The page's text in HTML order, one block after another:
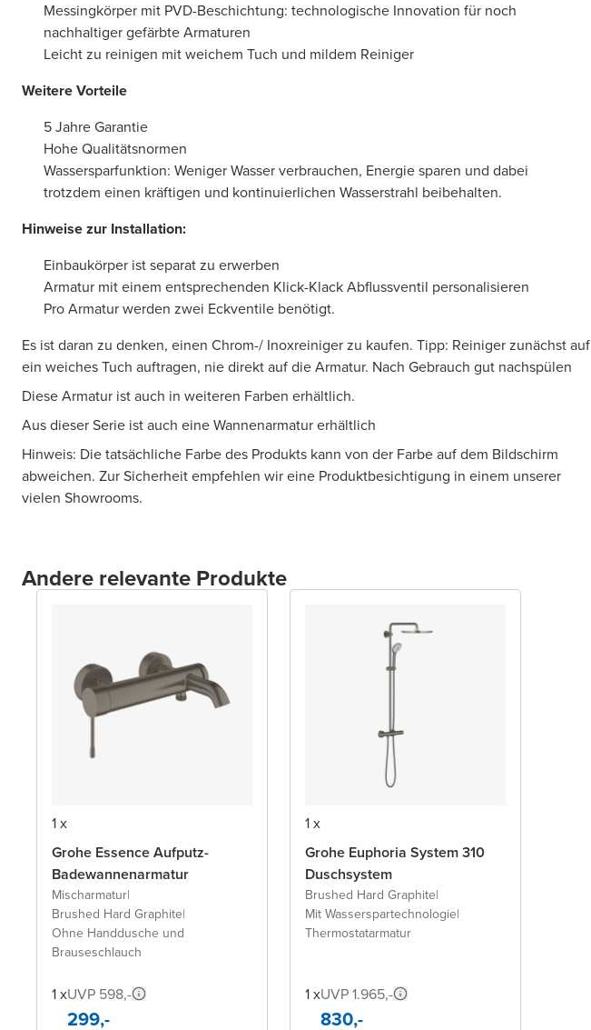
Messingkörper mit PVD-Beschichtung: technologische Innovation für noch
nachhaltiger gefärbte Armaturen
Leicht zu reinigen mit weichem Tuch und mildem Reiniger
Weitere Vorteile
5 Jahre Garantie
Hohe Qualitätsnormen
Wassersparfunktion: Weniger Wasser verbrauchen, Energie sparen und dabei
trotzdem einen kräftigen und kontinuierlichen Wasserstrahl beibehalten.
Hinweise zur Installation:
Einbaukörper ist separat zu erwerben
Armatur mit einem entsprechenden Klick-Klack Abflussventil personalisieren
Pro Armatur werden zwei Eckventile benötigt.
Es ist daran zu denken, einen Chrom-/ Inoxreiniger zu kaufen. Tipp: Reiniger zunächst auf
ein weiches Tuch auftragen, nie direkt auf die Armatur. Nach Gebrauch gut nachspülen
Diese Armatur ist auch in weiteren Farben erhältlich.
Aus dieser Serie ist auch eine Wannenarmatur erhältlich
Hinweis: Die tatsächliche Farbe des Produkts kann von der Farbe auf dem Bildschirm
abweichen. Zur Sicherheit empfehlen wir eine Produktbesichtigung in einem unserer
vielen Showrooms.
Andere relevante Produkte
1 x
Grohe Essence Aufputz-
Badewannenarmatur
Mischarmatur|
Brushed Hard Graphite|
Ohne Handdusche und
Brauseschlauch
1 xUVP 598,-
299,-
1 x
Grohe Euphoria System 310
Duschsystem
Brushed Hard Graphite|
Mit Wasserspartechnologie|
Thermostatarmatur
1 xUVP 1.965,-
830,-